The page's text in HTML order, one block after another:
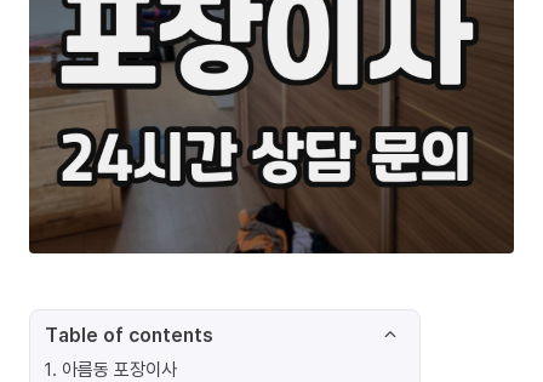
Table of contents
1. 아름동 포장이사